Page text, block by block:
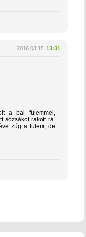
2016.03.15. 13:31
a bal fülemmel,
sózsákot rakott rá.
zúg a fülem, de